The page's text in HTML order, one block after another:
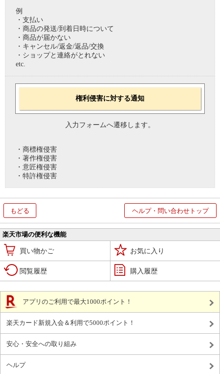
例
・支払い
・商品の発送/到着日時について
・商品が届かない
・キャンセル/返金/返品/交換
・ショップと連絡がとれない
etc.
権利侵害に対する通知
入力フォームへ遷移します。
・商標権侵害
・著作権侵害
・意匠権侵害
・特許権侵害
もどる ヘルプ・問い合わせトップ
楽天市場の便利な機能
買い物かご お気に入り
閲覧履歴 購入履歴
アプリのご利用で最大1000ポイント！
楽天カード新規入会＆利用で5000ポイント！
安心・安全への取り組み
ヘルプ